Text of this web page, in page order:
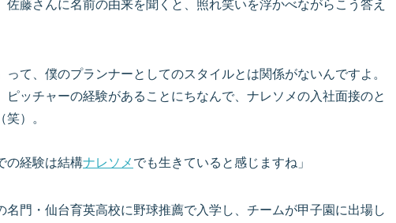
さんに名前の由来を聞くと、照れ笑いを浮かべながらこう答え
って、僕のプランナーとしてのスタイルとは関係がないんですよ。
ピッチャーの経験があることにちなんで、ナレソメの入社面接のと
）。
の経験は結構ナレソメ でも生きていると感じますね」
名門・仙台育英高校に野球推薦で入学し、チームが甲子園に出場し